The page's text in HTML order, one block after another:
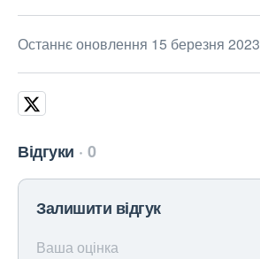
Останнє оновлення 15 березня 2023
Відгуки 0
Залишити відгук
Ваша оцінка